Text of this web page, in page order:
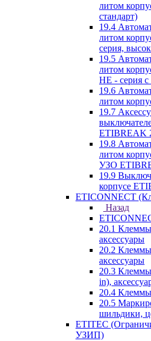
литом
стандарт)
19.4
литом
серия,
19.5
литом
HE - серия
19.6
литом
19.7
ETIBREAK
19.8
литом
УЗО
19.9
корпусе
ETICONNECT
Назад
20.1
аксессуары
20.2
аксессуары
20.3
in),
20.4
20.5
шильдики,
ETITEC
УЗИП)